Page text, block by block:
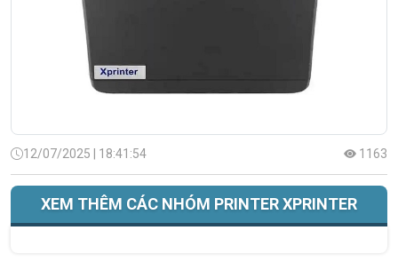
12/07/2025 | 18:41:54 1163
XEM THÊM CÁC NHÓM PRINTER XPRINTER